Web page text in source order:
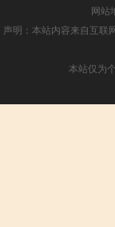
网站
声明：本站内容来自互联
本站仅为